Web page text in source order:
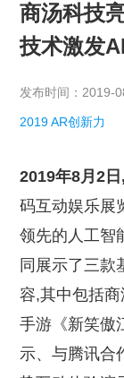
商汤科技
技术激发
发布时间：
2019 AR创新力
2019年8月2
码互动娱乐展
领先的人工智
同展示了三款
容,其中包括
手游《新笑傲
示、与腾讯合